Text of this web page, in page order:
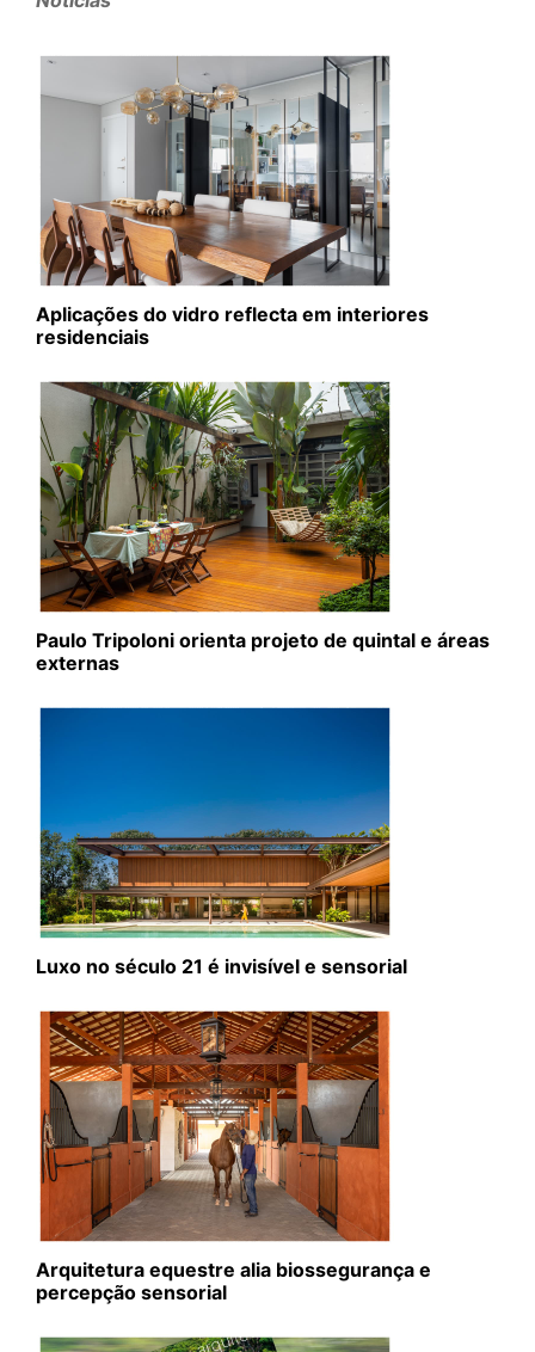
Aplicações do vidro reflecta em interiores
residenciais
Paulo Tripoloni orienta projeto de quintal e áreas
externas
Luxo no século 21 é invisível e sensorial
Arquitetura equestre alia biossegurança e
percepção sensorial